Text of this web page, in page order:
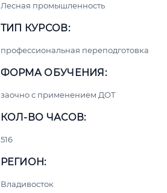
Лесная промышленность
ТИП КУРСОВ:
профессиональная переподготовка
ФОРМА ОБУЧЕНИЯ:
заочно с применением ДОТ
КОЛ-ВО ЧАСОВ:
516
РЕГИОН:
Владивосток